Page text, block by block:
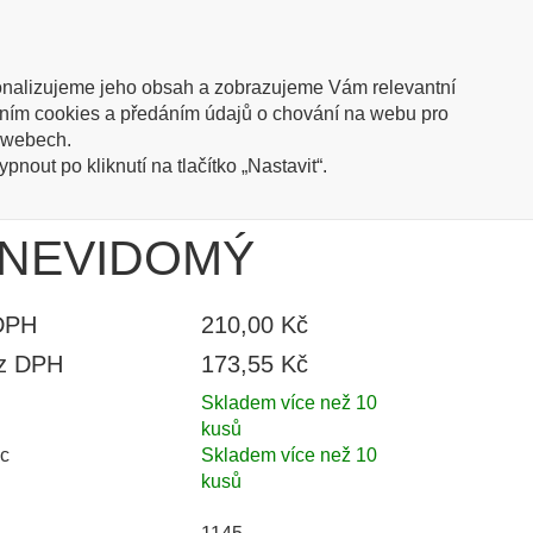
jeho obsah a zobrazujeme Vám relevantní
cookies a předáním údajů o chování na webu pro
po kliknutí na tlačítko „Nastavit“.
info
NEVIDOMÝ
210,00 Kč
DPH
173,55 Kč
Skladem více než 10
kusů
Skladem více než 10
kusů